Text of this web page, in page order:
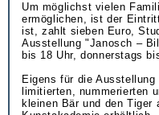
Um möglichst vielen
ermöglichen, ist der
ist, zahlt sieben Euro,
Ausstellung "Janosch –
bis 18 Uhr, donnerstags
Eigens für die
limitierten, nummerierten
kleinen Bär und den